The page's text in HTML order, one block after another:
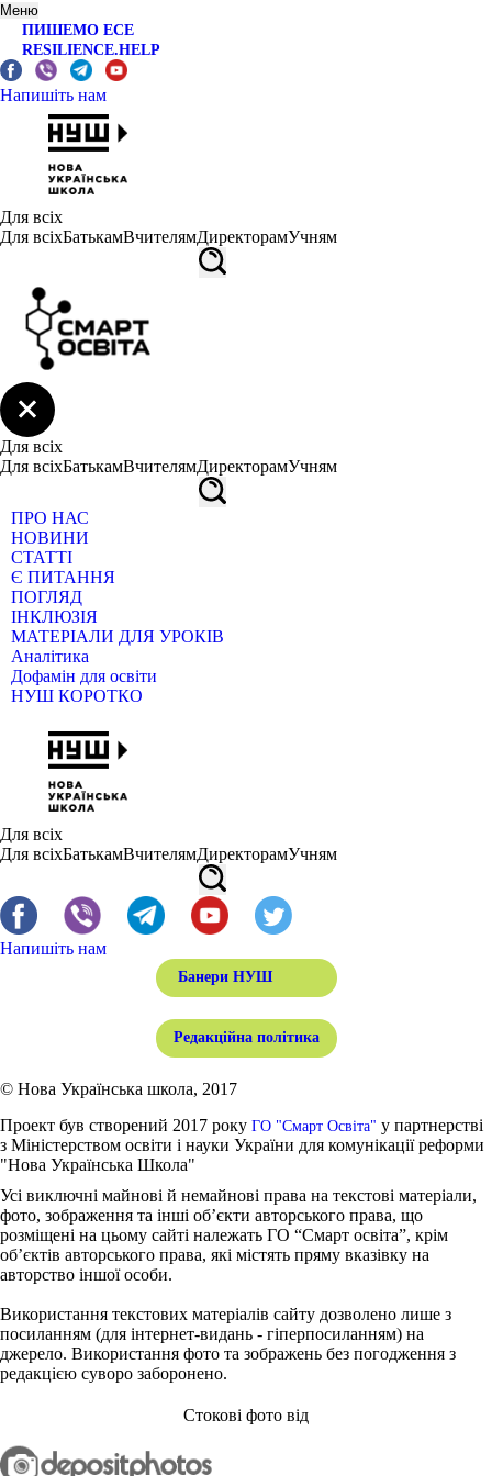
Меню
ПИШЕМО ЕСЕ
RESILIENCE.HELP
Напишіть нам
Для всіх
Для всіхБатькамВчителямДиректорамУчням
Для всіх
Для всіхБатькамВчителямДиректорамУчням
ПРО НАС
НОВИНИ
СТАТТІ
Є ПИТАННЯ
ПОГЛЯД
ІНКЛЮЗІЯ
МАТЕРІАЛИ ДЛЯ УРОКІВ
Аналітика
Дофамін для освіти
НУШ КОРОТКО
Для всіх
Для всіхБатькамВчителямДиректорамУчням
Напишіть нам
Банери НУШ
Редакційна політика
© Нова Українська школа, 2017
Проект був створений 2017 року ГО "Смарт Освіта" у партнерстві
з Міністерством освіти і науки України для комунікації реформи
"Нова Українська Школа"
Усі виключні майнові й немайнові права на текстові матеріали,
фото, зображення та інші об’єкти авторського права, що
розміщені на цьому сайті належать ГО “Смарт освіта”, крім
об’єктів авторського права, які містять пряму вказівку на
авторство іншої особи.
Використання текстових матеріалів сайту дозволено лише з
посиланням (для інтернет-видань - гіперпосиланням) на
джерело. Використання фото та зображень без погодження з
редакцією суворо заборонено.
Стокові фото від